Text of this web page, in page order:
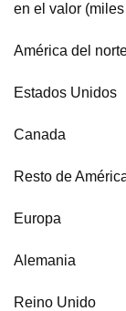
en el valor
América del
Estados Unidos
Canada
Resto de
Europa
Alemania
Reino Unido